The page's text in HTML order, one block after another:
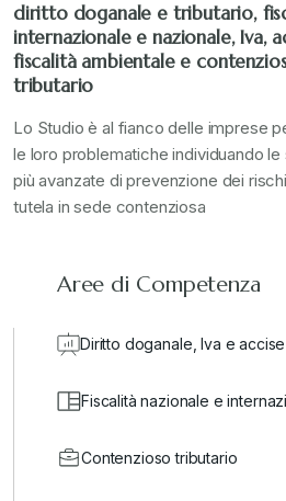
diritto doganale e tributario,
internazionale e nazionale, Iva,
fiscalità ambientale e
tributario
Lo Studio è al fianco delle imprese
le loro problematiche individuando
più avanzate di prevenzione dei
tutela in sede contenziosa
Aree di Competenza
Diritto doganale, Iva e accise
Fiscalità nazionale e
Contenzioso tributario